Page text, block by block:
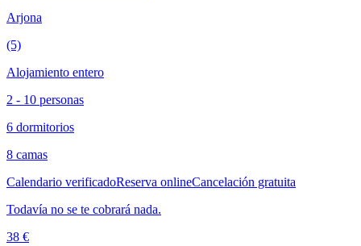
Arjona
(5)
Alojamiento entero
2 - 10 personas
6 dormitorios
8 camas
Calendario verificadoReserva onlineCancelación gratuita
Todavía no se te cobrará nada.
38 €